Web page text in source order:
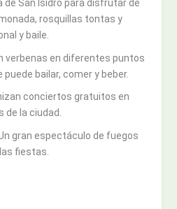
de San Isidro para disfrutar de
rosquillas tontas y
y baile.
verbenas en diferentes puntos
puede bailar, comer y beber.
conciertos gratuitos en
de la ciudad.
gran espectáculo de fuegos
fiestas.